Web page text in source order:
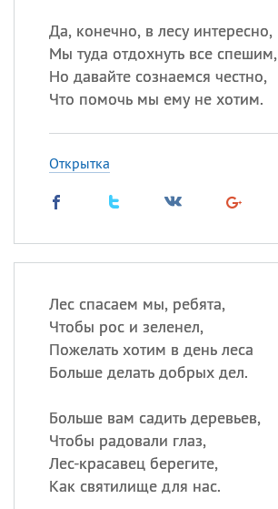
Да, конечно, в лесу интересно,
Мы туда отдохнуть все спешим,
Но давайте сознаемся честно,
Что помочь мы ему не хотим.
Открытка
Лес спасаем мы, ребята,
Чтобы рос и зеленел,
Пожелать хотим в день леса
Больше делать добрых дел.
Больше вам садить деревьев,
Чтобы радовали глаз,
Лес-красавец берегите,
Как святилище для нас.